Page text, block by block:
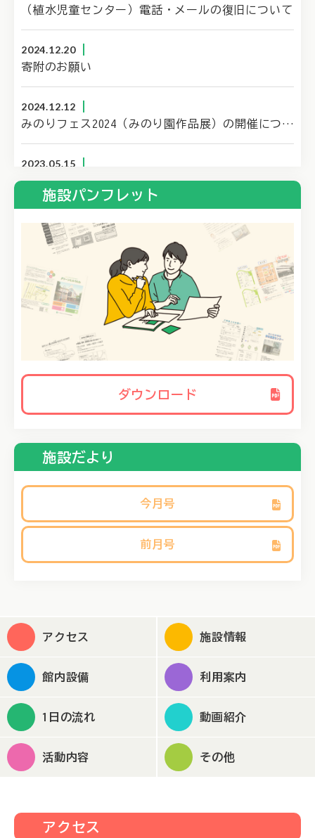
（植水児童センター）電話・メールの復旧について
2024.12.20
寄附のお願い
2024.12.12
みのりフェス2024（みのり園作品展）の開催について
2023.05.15
施設パンフレットをリニューアルしました。
2023.05.12
施設パンフレット
ダウンロード
施設だより
今月号
前月号
アクセス 施設情報
館内設備 利用案内
1日の流れ 動画紹介
活動内容 その他
アクセス